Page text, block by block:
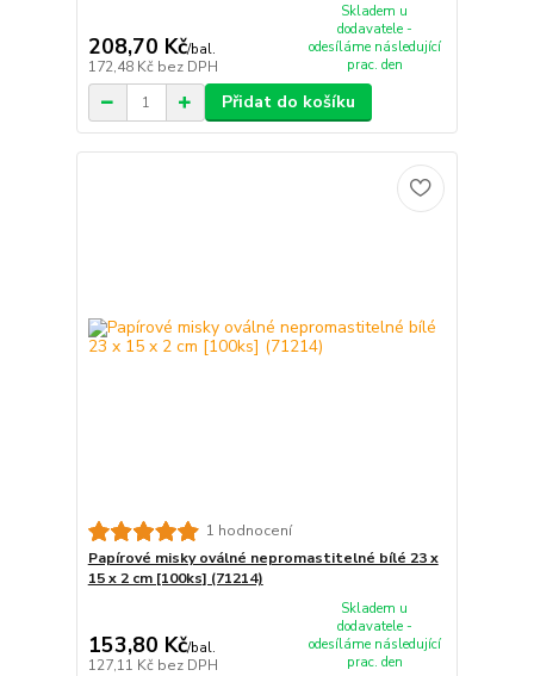
208,70 Kč/bal.
172,48 Kč bez DPH
Skladem u
dodavatele -
odesíláme následující
prac. den
Přidat do košíku
1 hodnocení
Papírové misky oválné nepromastitelné bílé 23 x
15 x 2 cm [100ks] (71214)
153,80 Kč/bal.
127,11 Kč bez DPH
Skladem u
dodavatele -
odesíláme následující
prac. den